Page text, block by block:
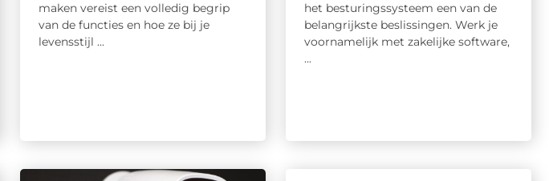
maken vereist een volledig begrip
van de functies en hoe ze bij je
levensstijl ...
het besturingssysteem een van de
belangrijkste beslissingen. Werk je
voornamelijk met zakelijke software,
...